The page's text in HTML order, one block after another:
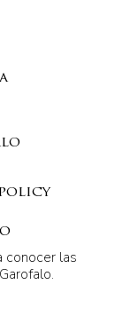
conocer las